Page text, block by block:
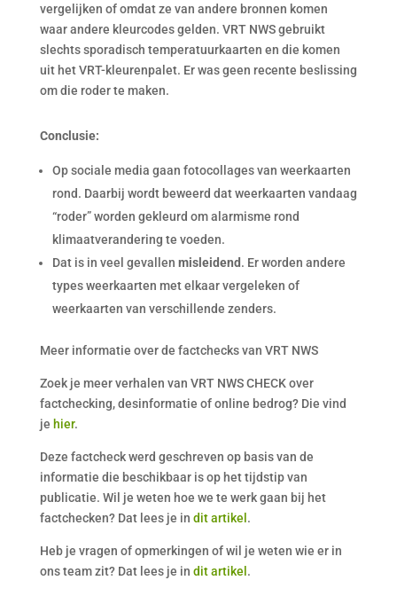
vergelijken of omdat ze van andere bronnen komen
waar andere kleurcodes gelden. VRT NWS gebruikt
slechts sporadisch temperatuurkaarten en die komen
uit het VRT-kleurenpalet. Er was geen recente beslissing
om die roder te maken.
Conclusie:
Op sociale media gaan fotocollages van weerkaarten
rond. Daarbij wordt beweerd dat weerkaarten vandaag
“roder” worden gekleurd om alarmisme rond
klimaatverandering te voeden.
Dat is in veel gevallen misleidend . Er worden andere
types weerkaarten met elkaar vergeleken of
weerkaarten van verschillende zenders.
Meer informatie over de factchecks van VRT NWS
Zoek je meer verhalen van VRT NWS CHECK over
factchecking, desinformatie of online bedrog? Die vind
je hier.
Deze factcheck werd geschreven op basis van de
informatie die beschikbaar is op het tijdstip van
publicatie. Wil je weten hoe we te werk gaan bij het
factchecken? Dat lees je in dit artikel .
Heb je vragen of opmerkingen of wil je weten wie er in
ons team zit? Dat lees je in dit artikel .